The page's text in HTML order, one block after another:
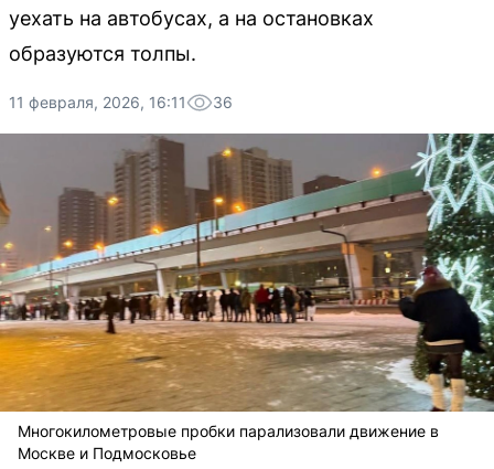
уехать на автобусах, а на остановках
образуются толпы.
11 февраля, 2026, 16:11 36
Многокилометровые пробки парализовали движение в
Москве и Подмосковье